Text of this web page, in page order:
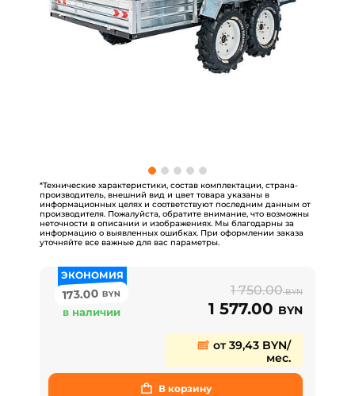
*Технические характеристики, состав комплектации, страна-
производитель, внешний вид и цвет товара указаны в
информационных целях и соответствуют последним данным от
производителя. Пожалуйста, обратите внимание, что возможны
неточности в описании и изображениях. Мы благодарны за
информацию о выявленных ошибках. При оформлении заказа
уточняйте все важные для вас параметры.
ЭКОНОМИЯ
173.00BYN
в наличии
1 750.00BYN
1 577.00 BYN
от 39,43 BYN/
мес.
В корзину